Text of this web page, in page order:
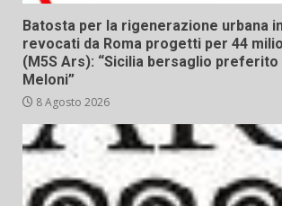
Batosta per la rigenerazione urbana
revocati da Roma progetti per 44
(M5S Ars): “Sicilia bersaglio
Meloni”
8 Agosto 2026